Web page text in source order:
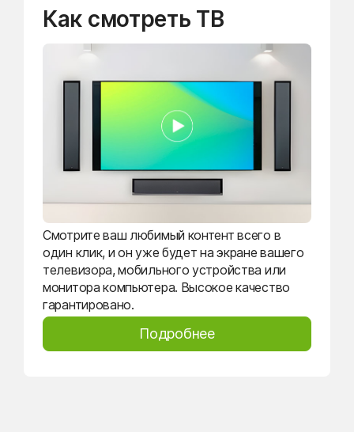
Как смотреть ТВ
Смотрите ваш любимый контент всего в
один клик, и он уже будет на экране вашего
телевизора, мобильного устройства или
монитора компьютера. Высокое качество
гарантировано.
Подробнее